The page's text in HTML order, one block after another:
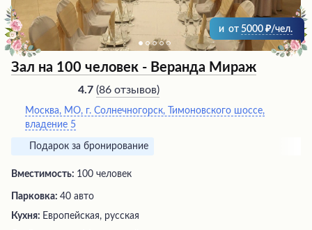
и от 5000 /чел.
Зал на 100 человек - Веранда Мираж
4.7 (86 отзывов)
Москва, МО, г. Солнечногорск, Тимоновского шоссе,
владение 5
Подарок за бронирование
Вместимость: 100 человек
Парковка: 40 авто
Кухня: Европейская, русская